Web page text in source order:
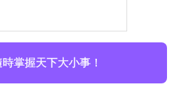
掌握天下大小事！